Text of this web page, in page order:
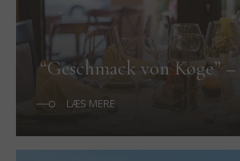
“Geschmack von Køge” –
LÆS MERE